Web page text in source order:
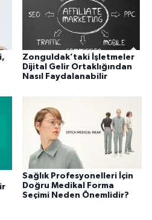
Zonguldak’taki İşletmeler
Dijital Gelir Ortaklığından
Nasıl Faydalanabilir
Sağlık Profesyonelleri İçin
Doğru Medikal Forma
Seçimi Neden Önemlidir?